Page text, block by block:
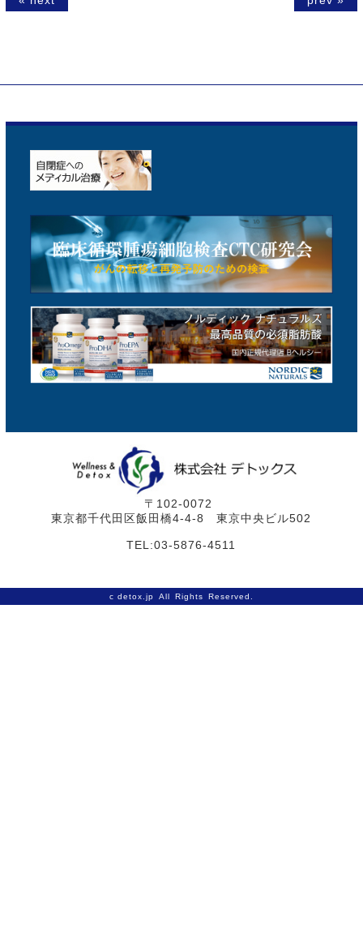
〒102-0072
東京都千代田区飯田橋4-4-8 東京中央ビル502
TEL:03-5876-4511
c detox.jp All Rights Reserved.